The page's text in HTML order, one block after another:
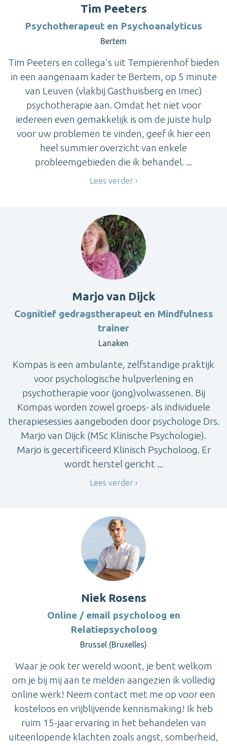
Tim Peeters
Psychotherapeut en Psychoanalyticus
Bertem
Tim Peeters en collega's uit Tempierenhof bieden
in een aangenaam kader te Bertem, op 5 minute
van Leuven (vlakbij Gasthuisberg en Imec)
psychotherapie aan. Omdat het niet voor
iedereen even gemakkelijk is om de juiste hulp
voor uw problemen te vinden, geef ik hier een
heel summier overzicht van enkele
probleemgebieden die ik behandel. ...
Lees verder
Marjo van Dijck
Cognitief gedragstherapeut en Mindfulness
trainer
Lanaken
Kompas is een ambulante, zelfstandige praktijk
voor psychologische hulpverlening en
psychotherapie voor (jong)volwassenen. Bij
Kompas worden zowel groeps- als individuele
therapiesessies aangeboden door psychologe Drs.
Marjo van Dijck (MSc Klinische Psychologie).
Marjo is gecertificeerd Klinisch Psycholoog. Er
wordt herstel gericht ...
Lees verder
Niek Rosens
Online / email psycholoog en
Relatiepsycholoog
Brussel (Bruxelles)
Waar je ook ter wereld woont, je bent welkom
om je bij mij aan te melden aangezien ik volledig
online werk! Neem contact met me op voor een
kosteloos en vrijblijvende kennismaking! Ik heb
ruim 15-jaar ervaring in het behandelen van
uiteenlopende klachten zoals angst, somberheid,